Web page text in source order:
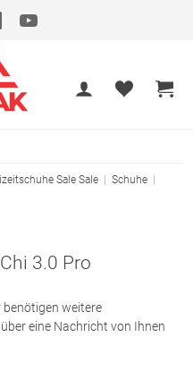
Sale Sale Schuhe
3.0 Pro
benötigen weitere
eine Nachricht von Ihnen